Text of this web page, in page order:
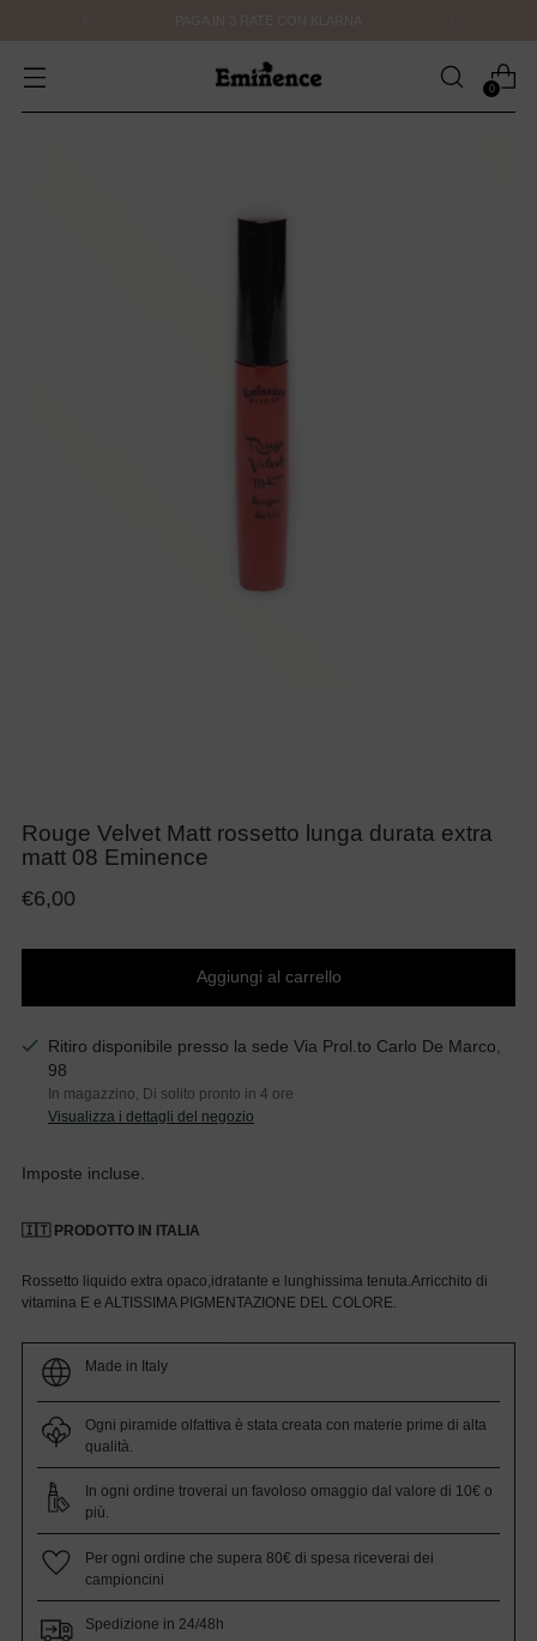
0
Rouge Velvet Matt rossetto lunga durata extra
matt 08 Eminence
Prezzo
€6,00
Aggiungi al carrello
Ritiro disponibile presso la sede Via Prol.to Carlo De Marco,
98
In magazzino, Di solito pronto in 4 ore
Visualizza i dettagli del negozio
Imposte incluse.
🇮🇹 PRODOTTO IN ITALIA
Rossetto liquido extra opaco,idratante e lunghissima tenuta.Arricchito di
vitamina E e ALTISSIMA PIGMENTAZIONE DEL COLORE.
Made in Italy
Ogni piramide olfattiva è stata creata con materie prime di alta
qualità.
In ogni ordine troverai un favoloso omaggio dal valore di 10€ o
più.
Per ogni ordine che supera 80€ di spesa riceverai dei
campioncini
Spedizione in 24/48h